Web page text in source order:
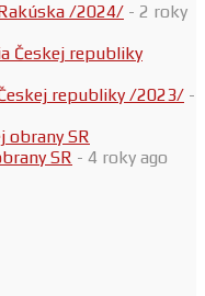
/2024/ - 2 roky
republiky /2023/ -
SR - 4 roky ago